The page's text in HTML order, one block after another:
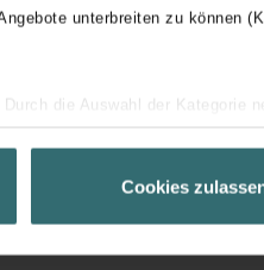
unterbreiten zu können
die Auswahl der Kategorie
Ihnen maßgeschneiderte
über einen Link
Cookies
à la construction et à la